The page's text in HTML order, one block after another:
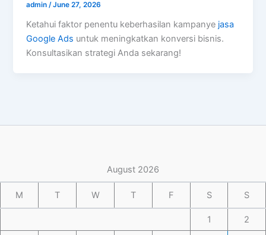
admin/June 27, 2026
Ketahui faktor penentu keberhasilan kampanye jasa
Google Ads untuk meningkatkan konversi bisnis.
Konsultasikan strategi Anda sekarang!
August 2026
M T W T F S S
1 2